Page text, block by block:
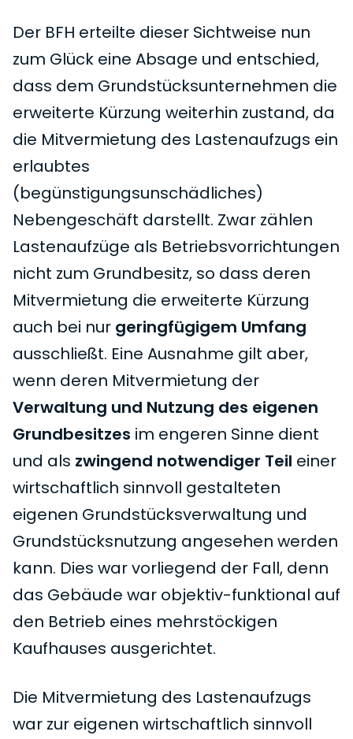
Der BFH erteilte dieser Sichtweise nun
zum Glück eine Absage und entschied,
dass dem Grundstücksunternehmen die
erweiterte Kürzung weiterhin zustand, da
die Mitvermietung des Lastenaufzugs ein
erlaubtes
(begünstigungsunschädliches)
Nebengeschäft darstellt. Zwar zählen
Lastenaufzüge als Betriebsvorrichtungen
nicht zum Grundbesitz, so dass deren
Mitvermietung die erweiterte Kürzung
auch bei nur geringfügigem Umfang
ausschließt. Eine Ausnahme gilt aber,
wenn deren Mitvermietung der
Verwaltung und Nutzung des eigenen
Grundbesitzes im engeren Sinne dient
und als zwingend notwendiger Teil einer
wirtschaftlich sinnvoll gestalteten
eigenen Grundstücksverwaltung und
Grundstücksnutzung angesehen werden
kann. Dies war vorliegend der Fall, denn
das Gebäude war objektiv-funktional auf
den Betrieb eines mehrstöckigen
Kaufhauses ausgerichtet.
Die Mitvermietung des Lastenaufzugs
war zur eigenen wirtschaftlich sinnvoll